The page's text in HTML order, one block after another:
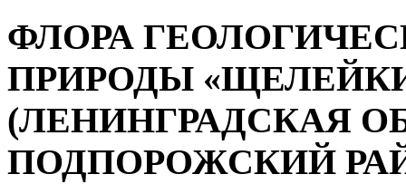
ФЛОРА
ПРИРОДЫ
(ЛЕНИНГРАДСКАЯ
ПОДПОРОЖСКИЙ